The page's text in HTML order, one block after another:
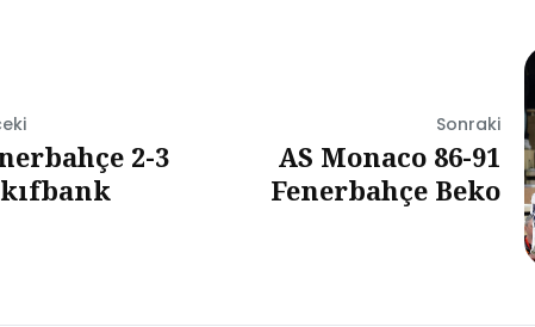
2-3
Sonraki
AS Monaco 86-91
Fenerbahçe Beko